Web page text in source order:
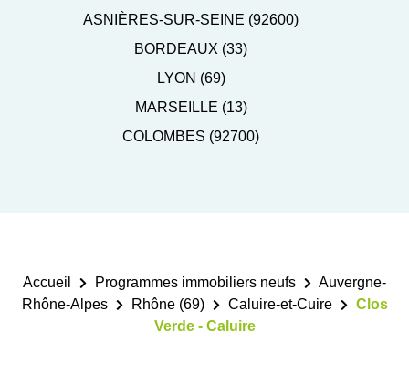
ASNIÈRES-SUR-SEINE (92600)
BORDEAUX (33)
LYON (69)
MARSEILLE (13)
COLOMBES (92700)
Accueil Programmes immobiliers neufs
Auvergne-
Rhône-Alpes
Rhône (69) Caluire-et-Cuire
Clos
Verde - Caluire